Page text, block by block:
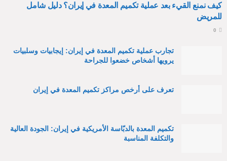
كيف نمنع القيء بعد عملية تكميم المعدة في إيران؟ دليل شامل
للمريض
تجارب عملية تكميم المعدة في إيران: إيجابيات وسلبيات
يرويها أشخاص خضعوا للجراحة
تعرف على أرخص مراكز تكميم المعدة في إيران
تكميم المعدة بالدبّاسة الأمريكية في إيران: الجودة العالية
والتكلفة المناسبة